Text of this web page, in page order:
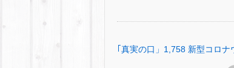
｢真実の口」1,758 新型コロナ